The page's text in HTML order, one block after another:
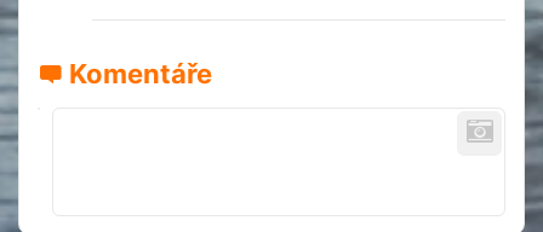
Komentáře